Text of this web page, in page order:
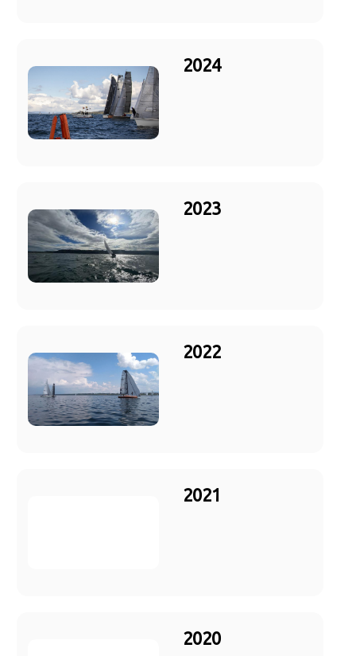
2024
2023
2022
2021
2020